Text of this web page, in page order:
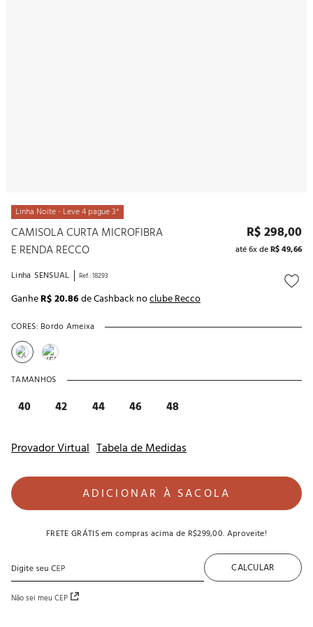
Linha Noite - Leve 4 pague 3*
CAMISOLA CURTA MICROFIBRA
E RENDA RECCO
R$298,00
até6x deR$49,66
Linha SENSUAL Ref.:18293
GanheR$ 20.86de Cashback noclube Recco
CORES: Bordo Ameixa
TAMANHOS
40 42 44 46 48
Provador Virtual Tabela de Medidas
ADICIONAR À SACOLA
FRETE GRÁTISem compras acima de R$299,00. Aproveite!
Não sei meu CEP
CALCULAR